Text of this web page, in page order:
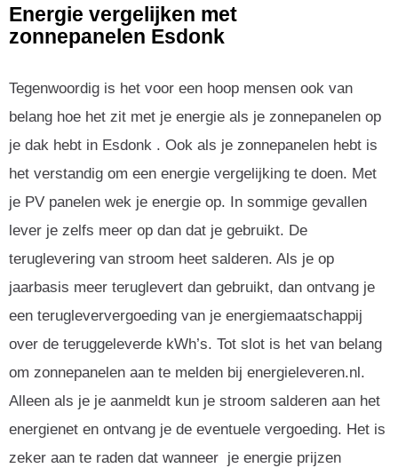
Energie vergelijken met
zonnepanelen Esdonk
Tegenwoordig is het voor een hoop mensen ook van
belang hoe het zit met je energie als je zonnepanelen op
je dak hebt in Esdonk . Ook als je zonnepanelen hebt is
het verstandig om een energie vergelijking te doen. Met
je PV panelen wek je energie op. In sommige gevallen
lever je zelfs meer op dan dat je gebruikt. De
teruglevering van stroom heet salderen. Als je op
jaarbasis meer teruglevert dan gebruikt, dan ontvang je
een terugleververgoeding van je energiemaatschappij
over de teruggeleverde kWh’s. Tot slot is het van belang
om zonnepanelen aan te melden bij energieleveren.nl.
Alleen als je je aanmeldt kun je stroom salderen aan het
energienet en ontvang je de eventuele vergoeding. Het is
zeker aan te raden dat wanneer je energie prijzen